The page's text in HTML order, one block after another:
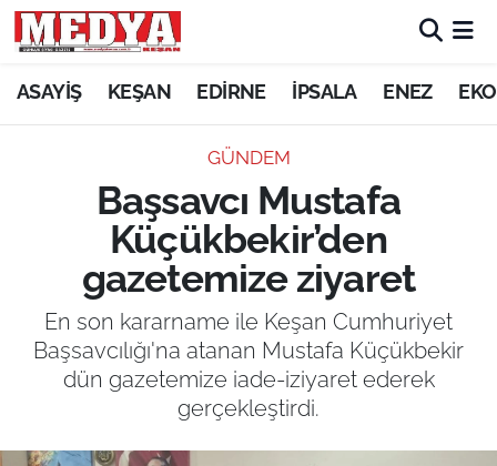
ASAYİŞ KEŞAN EDİRNE İPSALA ENEZ
GÜNDEM
Başsavcı Mustafa
Küçükbekir’den
gazetemize ziyaret
En son kararname ile Keşan Cumhuriyet
Başsavcılığı'na atanan Mustafa Küçükbekir
dün gazetemize iade-iziyaret ederek
gerçekleştirdi.
KEŞAN
ASAYİŞ
SİYASET
GÜNDEM
EKONOMİ